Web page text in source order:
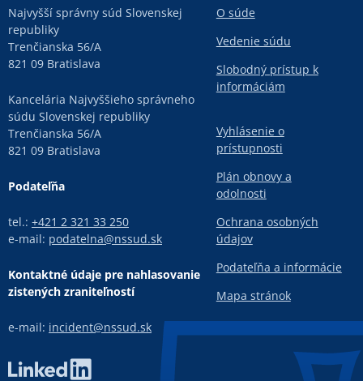
Najvyšší správny súd Slovenskej
republiky
Trenčianska 56/A
821 09 Bratislava
Kancelária Najvyššieho správneho
súdu Slovenskej republiky
Trenčianska 56/A
821 09 Bratislava
Podateľňa
tel.: +421 2 321 33 250
e-mail: podatelna@nssud.sk
Kontaktné údaje pre nahlasovanie
zistených zraniteľností
e-mail: incident@nssud.sk
O súde
Vedenie súdu
Slobodný prístup k
informáciám
Vyhlásenie o
prístupnosti
Plán obnovy a
odolnosti
Ochrana osobných
údajov
Podateľňa a informácie
Mapa stránok